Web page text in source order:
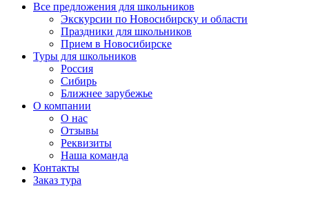
Все предложения для школьников
Экскурсии по Новосибирску и области
Праздники для школьников
Прием в Новосибирске
Туры для школьников
Россия
Сибирь
Ближнее зарубежье
О компании
О нас
Отзывы
Реквизиты
Наша команда
Контакты
Заказ тура